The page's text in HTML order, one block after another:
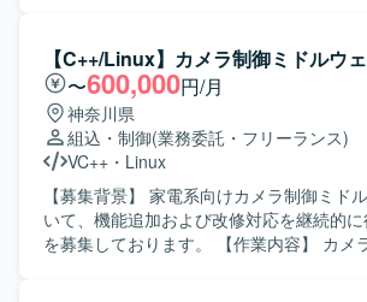
を担当していただきます。 【求める人物像】 仕様や要件を
踏まえて主体的に設計・実装・テストまで
ける方を求めております。 【ポジションの魅力】 要件定義
からテストまで、上流から下流まで一貫し
でき、デスクトップアプリケーション開発
積むことができます。 【開発環境】 Windows環境でC++お
よびC#を用いたデスクトップアプリケー
ます。WPFを用いた画面開発も行ってい
【C++/Linux】カメラ制御ミドルウ
〜600,000円/月
神奈川県
組込・制御(業務委託・フリーランス)
VC++ ・ Linux
【募集背景】 家電系向けカメラ制御ミド
いて、機能追加および改修対応を継続的
を募集しております。 【作業内容】 カメラ制御全体の管